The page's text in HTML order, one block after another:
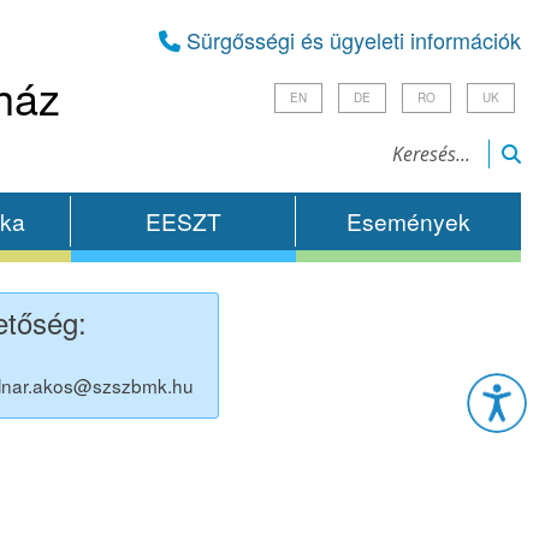
Sürgősségi és ügyeleti információk
EN DE RO UK
EESZT Események